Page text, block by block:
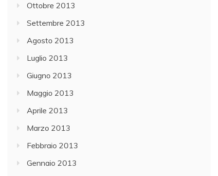
Ottobre 2013
Settembre 2013
Agosto 2013
Luglio 2013
Giugno 2013
Maggio 2013
Aprile 2013
Marzo 2013
Febbraio 2013
Gennaio 2013